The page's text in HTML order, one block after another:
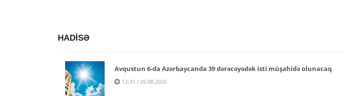
HADİSƏ
Avqustun 6-da Azərbaycanda 39 dərəcəyədək isti müşahidə olunacaq
12:31 / 05.08.2026